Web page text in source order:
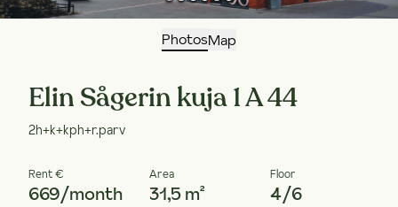
PhotosMap
Elin Sågerin kuja 1 A 44
2h+k+kph+r.parv
Rent €
669/month
Area
31,5 m²
Floor
4/6